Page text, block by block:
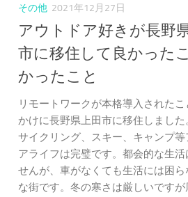
その他 2021年12月27日
アウトドア好きが長野
市に移住して良かった
かったこと
リモートワークが本格導入されたこ
かけに長野県上田市に移住しました
サイクリング、スキー、キャンプ等
アライフは完璧です。都会的な生活
せんが、車がなくても生活には困ら
な街です。冬の寒さは厳しいですが